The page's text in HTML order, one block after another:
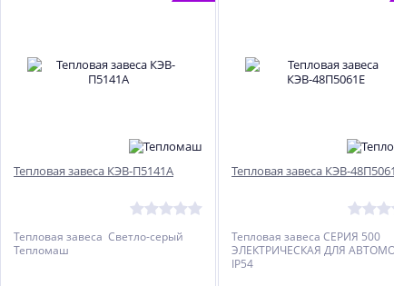
%
Тепловая завеса КЭВ-П5141А
Тепловая завеса Светло-серый
Тепломаш
Тепловая завеса КЭВ-
Тепловая завеса CЕРИЯ 500
ЭЛЕКТРИЧЕСКАЯ ДЛЯ
IP54